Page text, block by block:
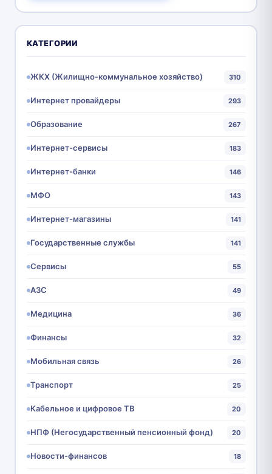
КАТЕГОРИИ
ЖКХ (Жилищно-коммунальное хозяйство) 310
Интернет провайдеры 293
Образование 267
Интернет-сервисы 183
Интернет-банки 146
МФО 143
Интернет-магазины 141
Государственные службы 141
Сервисы 55
АЗС 49
Медицина 36
Финансы 32
Мобильная связь 26
Транспорт 25
Кабельное и цифровое ТВ 20
НПФ (Негосударственный пенсионный фонд) 20
Новости-финансов 18